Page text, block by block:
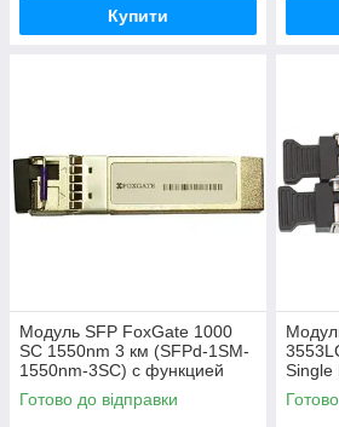
Купити
Модуль SFP FoxGate 1000
SC 1550nm 3 км (SFPd-1SM-
1550nm-3SC) с функцией
DDM
Готово до відправки
Single